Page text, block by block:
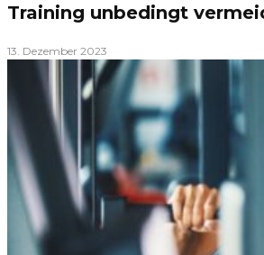
Training unbedingt
13. Dezember 2023